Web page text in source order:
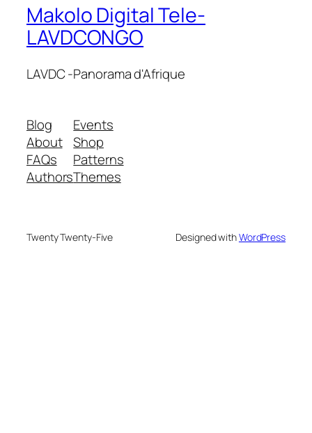
Makolo Digital Tele-
LAVDCONGO
LAVDC -Panorama d'Afrique
Blog
About
FAQs
Authors
Events
Shop
Patterns
Themes
Twenty Twenty-Five Designed withWordPress